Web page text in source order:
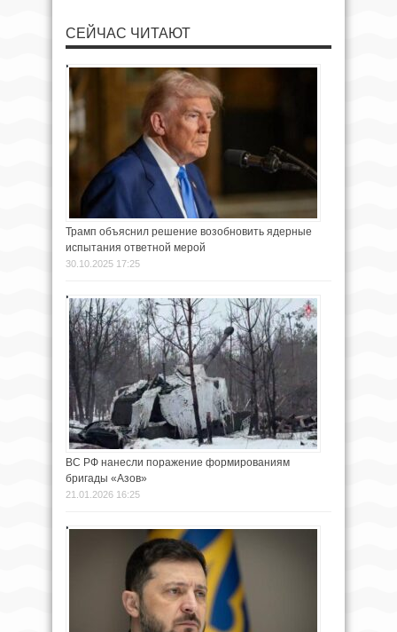
СЕЙЧАС ЧИТАЮТ
Трамп объяснил решение возобновить ядерные
испытания ответной мерой
30.10.2025 17:25
ВС РФ нанесли поражение формированиям
бригады «Азов»
21.01.2026 16:25